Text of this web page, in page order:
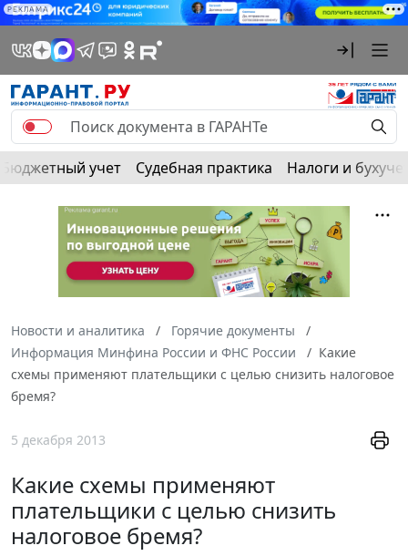
РЕКЛАМА
Бюджетный учет Судебная практика Налоги и
Новости и аналитика
Горячие документы
Информация Минфина России и ФНС России
Какие
схемы применяют плательщики с целью снизить налоговое
бремя?
5 декабря 2013
Какие схемы применяют
плательщики с целью снизить
налоговое бремя?